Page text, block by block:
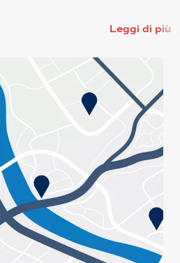
Leggi di più